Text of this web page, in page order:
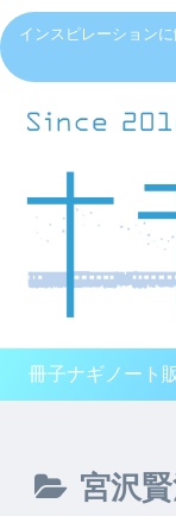
インスピレーション
冊子ナギノート
宮沢